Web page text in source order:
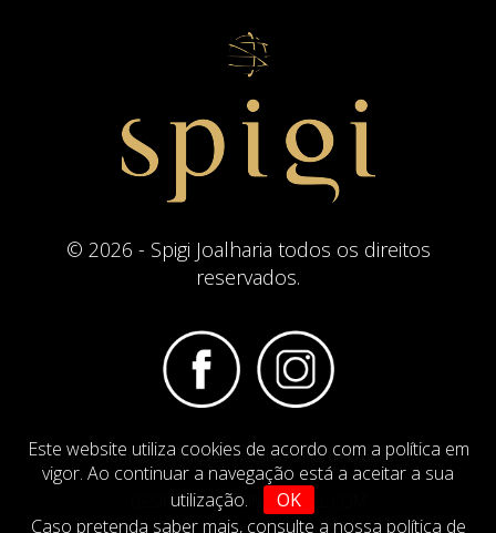
Este website utiliza cookies de acordo com a política em
vigor. Ao continuar a navegação está a aceitar a sua
utilização.
OK
Caso pretenda saber mais, consulte a nossa política de
© 2026 - Spigi Joalharia todos os direitos
reservados.
Termos e Condições Website Politica de Cookies
DESIGN BYIMAGINEVIRTUAL.COM